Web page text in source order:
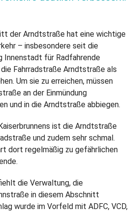
der Arndtstraße hat eine wichtige
– insbesondere seit die
Innenstadt für Radfahrende
Fahrradstraße Arndtstraße als
Um sie zu erreichen, müssen
an der Einmündung
und in die Arndtstraße abbiegen.
ist die Arndtstraße
und zudem sehr schmal.
dort regelmäßig zu gefährlichen
die Verwaltung, die
in diesem Abschnitt
wurde im Vorfeld mit ADFC, VCD,